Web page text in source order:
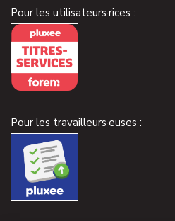
Pour les utilisateurs·rices :
Pour les travailleurs·euses :